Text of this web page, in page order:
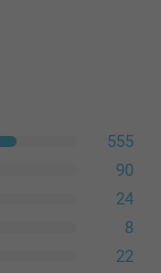
555
90
24
8
22